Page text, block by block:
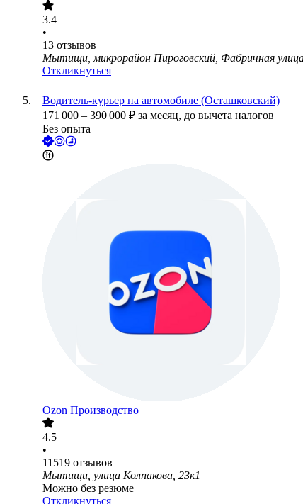
3.4
•
13 отзывов
Мытищи, микрорайон Пироговский, Фабричная
Откликнуться
Водитель-курьер на автомобиле (Осташковский)
171 000 – 390 000 ₽ за месяц, до вычета налогов
Без опыта
Ozon Производство
4.5
•
11519 отзывов
Мытищи, улица Колпакова, 23к1
Можно без резюме
Откликнуться